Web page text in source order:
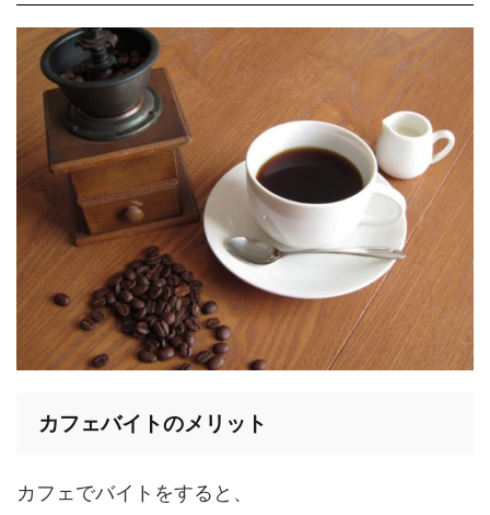
カフェバイトのメリット
カフェでバイトをすると、